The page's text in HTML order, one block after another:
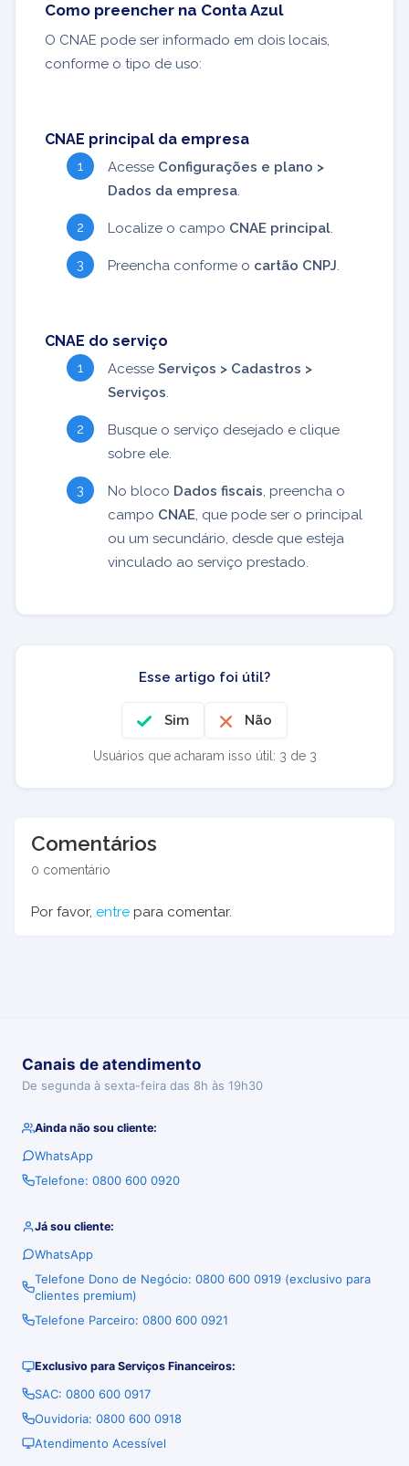
Como preencher na Conta Azul
O CNAE pode ser informado em dois locais,
conforme o tipo de uso:
CNAE principal da empresa
Acesse Configurações e plano >
Dados da empresa.
Localize o campo CNAE principal.
Preencha conforme o cartão CNPJ.
CNAE do serviço
Acesse Serviços > Cadastros >
Serviços.
Busque o serviço desejado e clique
sobre ele.
No bloco Dados fiscais, preencha o
campo CNAE, que pode ser o principal
ou um secundário, desde que esteja
vinculado ao serviço prestado.
Esse artigo foi útil?
Sim Não
Usuários que acharam isso útil: 3 de 3
Comentários
0 comentário
Por favor, entre para comentar.
Canais de atendimento
De segunda à sexta-feira das 8h às 19h30
Ainda não sou cliente:
WhatsApp
Telefone: 0800 600 0920
Já sou cliente:
WhatsApp
Telefone Dono de Negócio: 0800 600 0919 (exclusivo para
clientes premium)
Telefone Parceiro: 0800 600 0921
Exclusivo para Serviços Financeiros:
SAC: 0800 600 0917
Ouvidoria: 0800 600 0918
Atendimento Acessível